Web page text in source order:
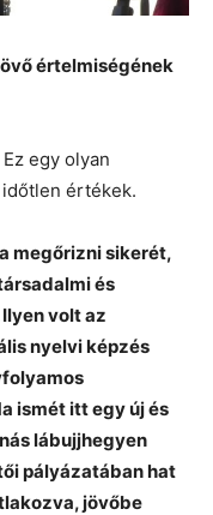
értelmiségének
egy olyan
értékek.
megőrizni sikerét,
és
volt az
nyelvi képzés
ismét itt egy új és
lábujjhegyen
pályázatában hat
jövőbe